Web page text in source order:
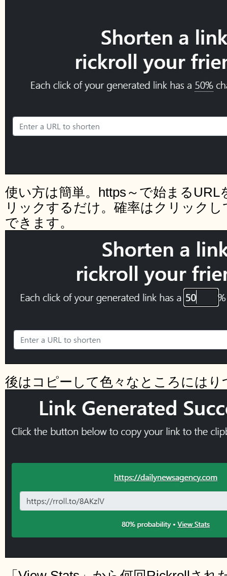
使い方は簡単。https～で始まるURL
リックするだけ。確率はクリック
できます。
後はコピーして色々なところにはり